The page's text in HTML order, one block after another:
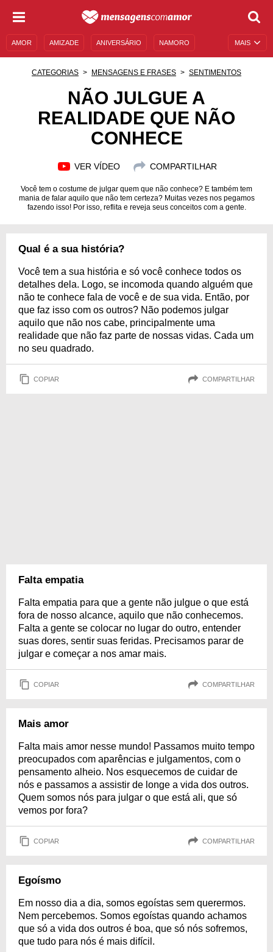
MAIS
AMOR AMIZADE ANIVERSÁRIO NAMORO
MENSAGENS E FRASES MENSAGENS DE ANIVERSÁRIO
FAMOSOS BÍBLIA
CATEGORIAS MENSAGENS E FRASES SENTIMENTOS
NÃO JULGUE A
REALIDADE QUE NÃO
CONHECE
VER VÍDEO COMPARTILHAR
Você tem o costume de julgar quem que não conhece? E também tem
mania de falar aquilo que não tem certeza? Muitas vezes nos pegamos
fazendo isso! Por isso, reflita e reveja seus conceitos com a gente.
Qual é a sua história?
Você tem a sua história e só você conhece todos os
detalhes dela. Logo, se incomoda quando alguém que
não te conhece fala de você e de sua vida. Então, por
que faz isso com os outros? Não podemos julgar
aquilo que não nos cabe, principalmente uma
realidade que não faz parte de nossas vidas. Cada um
no seu quadrado.
COPIAR COMPARTILHAR
Falta empatia
Falta empatia para que a gente não julgue o que está
fora de nosso alcance, aquilo que não conhecemos.
Falta a gente se colocar no lugar do outro, entender
suas dores, sentir suas feridas. Precisamos parar de
julgar e começar a nos amar mais.
COPIAR COMPARTILHAR
Mais amor
Falta mais amor nesse mundo! Passamos muito tempo
preocupados com aparências e julgamentos, com o
pensamento alheio. Nos esquecemos de cuidar de
nós e passamos a assistir de longe a vida dos outros.
Quem somos nós para julgar o que está ali, que só
vemos por fora?
COPIAR COMPARTILHAR
Egoísmo
Em nosso dia a dia, somos egoístas sem querermos.
Nem percebemos. Somos egoístas quando achamos
que só a vida dos outros é boa, que só nós sofremos,
que tudo para nós é mais difícil.